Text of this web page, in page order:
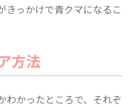
きっかけで青クマになるこ
方法
わかったところで、それぞ